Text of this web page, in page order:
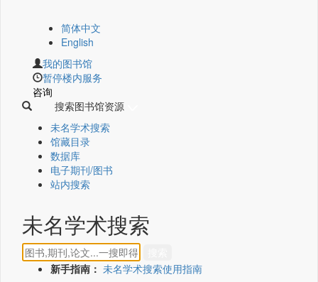
简体中文
English
我的图书馆
暂停楼内服务
咨询
搜索图书馆资源
未名学术搜索
馆藏目录
数据库
电子期刊/图书
站内搜索
未名学术搜索
新手指南： 未名学术搜索使用指南